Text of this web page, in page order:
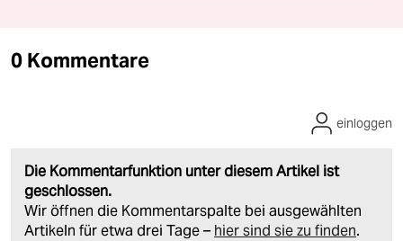
0 Kommentare
Die Kommentarfunktion unter diesem Artikel ist
geschlossen.
Wir öffnen die Kommentarspalte bei ausgewählten
Artikeln für etwa drei Tage – hier sind sie zu finden.
einloggen